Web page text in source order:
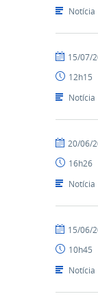
SEADNotícia
por
-
SEAD
publicado
15/07/
12h15
Notícia
por
-
SEAD
publicado
20/06/
16h26
Notícia
por
-
SEAD
publicado
15/06/
10h45
Notícia